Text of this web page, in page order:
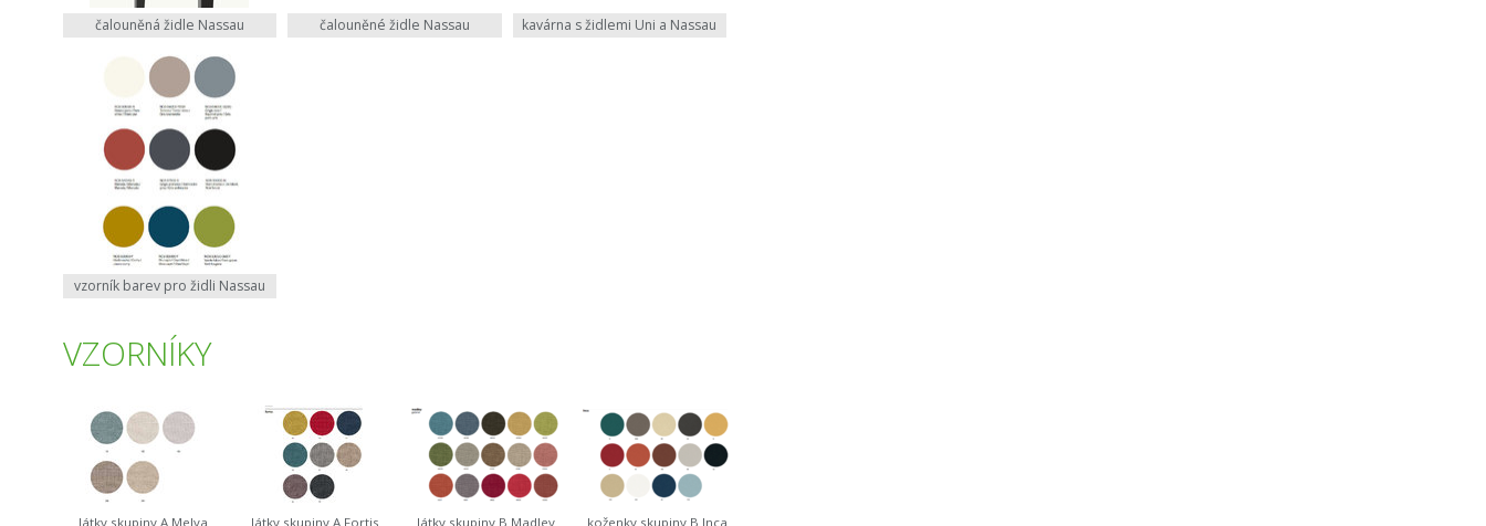
čalouněná židle Nassau čalouněné židle Nassau kavárna s židlemi Uni a Nassau
vzorník barev pro židli Nassau
VZORNÍKY
látky skupiny A Melva látky skupiny A Fortis látky skupiny B Madley koženky skupiny B Inca